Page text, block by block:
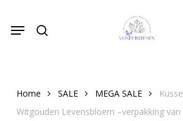
main
Menu
Home SALE MEGA SALE
Witgouden Levensbloem –verpakking van